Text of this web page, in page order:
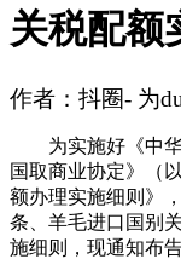
关税配额
作者：抖圈- 为
为实施好《中华
国取商业协定》（
额办理实施细则》
条、羊毛进口国别
施细则，现通知布